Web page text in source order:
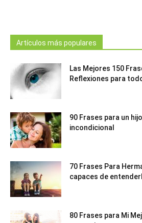
Artículos más populares
Las Mejores 150
Reflexiones para
90 Frases para un
incondicional
70 Frases Para
capaces de
80 Frases para Mi